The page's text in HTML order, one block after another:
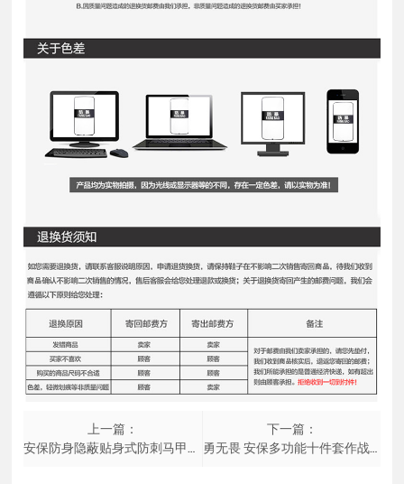
上一篇：
安保防身隐蔽贴身式防刺马甲防刺服防砍衣成人商务背心防护背心
下一篇：
勇无畏 安保多功能十件套作战训练执勤腰带户外战术腰带军迷腰包